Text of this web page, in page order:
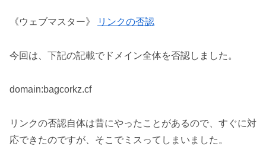
《ウェブマスター》 リンクの否認
今回は、下記の記載でドメイン全体を否認しました。
domain:bagcorkz.cf
リンクの否認自体は昔にやったことがあるので、すぐに対
応できたのですが、そこでミスってしまいました。